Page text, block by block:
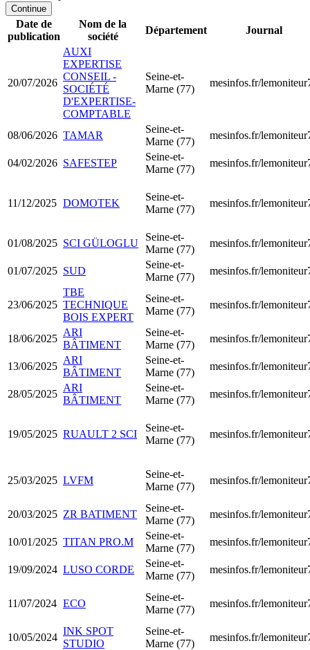
Continue
Date de
publication
Nom de la
société
Département Journal
20/07/2026
AUXI
EXPERTISE
CONSEIL -
SOCIÉTÉ
D'EXPERTISE-
COMPTABLE
Seine-et-
Marne (77)
mesinfos.fr/
08/06/2026 TAMAR
Seine-et-
Marne (77)
mesinfos.fr/
04/02/2026 SAFESTEP
Seine-et-
Marne (77)
mesinfos.fr/
11/12/2025 DOMOTEK
Seine-et-
Marne (77)
mesinfos.fr/
01/08/2025 SCI GÜLOGLU
Seine-et-
Marne (77)
mesinfos.fr/
01/07/2025 SUD
Seine-et-
Marne (77)
mesinfos.fr/
23/06/2025
TBE
TECHNIQUE
BOIS EXPERT
Seine-et-
Marne (77)
mesinfos.fr/
18/06/2025
ARI
BÂTIMENT
Seine-et-
Marne (77)
mesinfos.fr/
13/06/2025
ARI
BÂTIMENT
Seine-et-
Marne (77)
mesinfos.fr/
28/05/2025
ARI
BÂTIMENT
Seine-et-
Marne (77)
mesinfos.fr/
19/05/2025 RUAULT 2 SCI
Seine-et-
Marne (77)
mesinfos.fr/
25/03/2025 LVFM
Seine-et-
Marne (77)
mesinfos.fr/
20/03/2025 ZR BATIMENT
Seine-et-
Marne (77)
mesinfos.fr/
10/01/2025 TITAN PRO.M
Seine-et-
Marne (77)
mesinfos.fr/
19/09/2024 LUSO CORDE
Seine-et-
Marne (77)
mesinfos.fr/
11/07/2024 ECO
Seine-et-
Marne (77)
mesinfos.fr/
10/05/2024
INK SPOT
STUDIO
Seine-et-
Marne (77)
mesinfos.fr/